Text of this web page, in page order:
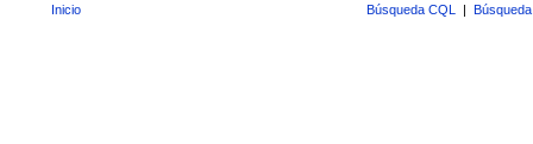
Inicio Búsqueda CQL